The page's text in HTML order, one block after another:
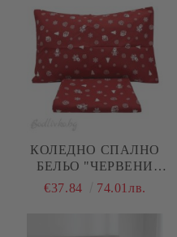
(ПОПЛИН), 3 ЧАСТИ
КОЛЕДНО СПАЛНО
БЕЛЬО "ЧЕРВЕНИ
ТОПКИ", ЗА ЕДИНИЧНО
НАТУРАЛЕН ПАМУК
€37.84 74.01лв.